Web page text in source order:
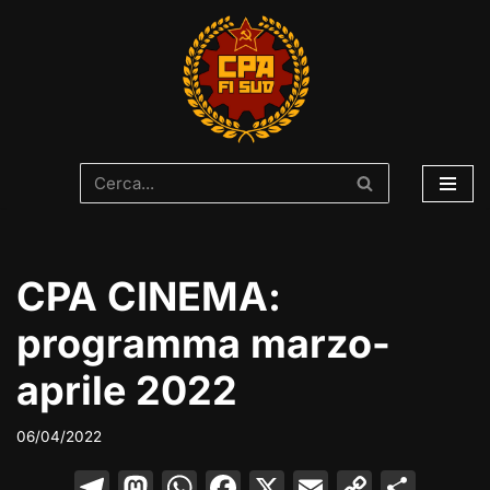
CPA CINEMA:
programma marzo-
aprile 2022
06/04/2022